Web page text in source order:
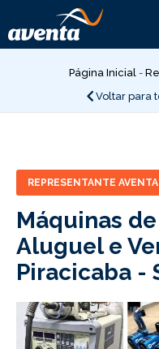
para
o
Página Inicial -
Voltar para
REPRESENTANTE AVENTA
Máquinas
Aluguel e
Piracicaba -